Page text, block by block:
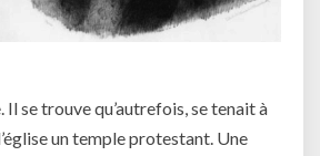
Il se trouve qu’autrefois, se tenait à
un temple protestant. Une